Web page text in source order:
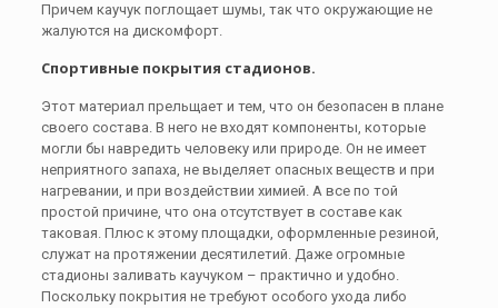
Причем каучук поглощает шумы, так что окружающие не
жалуются на дискомфорт.
Спортивные покрытия стадионов.
Этот материал прельщает и тем, что он безопасен в плане
своего состава. В него не входят компоненты, которые
могли бы навредить человеку или природе. Он не имеет
неприятного запаха, не выделяет опасных веществ и при
нагревании, и при воздействии химией. А все по той
простой причине, что она отсутствует в составе как
таковая. Плюс к этому площадки, оформленные резиной,
служат на протяжении десятилетий. Даже огромные
стадионы заливать каучуком – практично и удобно.
Поскольку покрытия не требуют особого ухода либо